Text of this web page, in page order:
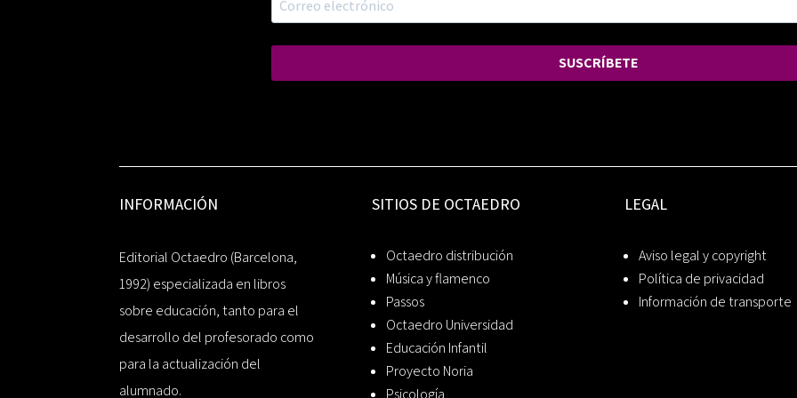
SUSCRÍBETE
INFORMACIÓN
Editorial Octaedro (Barcelona,
1992) especializada en libros
sobre educación, tanto para el
desarrollo del profesorado como
para la actualización del
alumnado.
SITIOS DE OCTAEDRO
Octaedro distribución
Música y flamenco
Passos
Octaedro Universidad
Educación Infantil
Proyecto Noria
Psicología
LEGAL
Aviso legal y copyright
Política de privacidad
Información de transporte